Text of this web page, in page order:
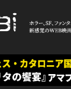
ガジ
ワイ